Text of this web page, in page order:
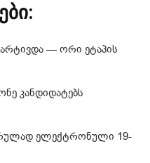
— ორი ეტაპის
კანდიდატებს
ელექტრონული 19-